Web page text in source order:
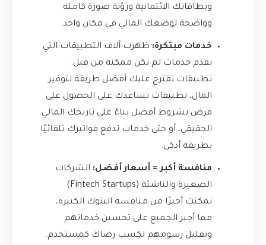
وبطاقاتك الائتمانية ورؤية صورة كاملة
وواضحة لوضعك المالي في مكان واحد.
خدمات مبتكرة: ظهرت آلاف التطبيقات التي
تقدم خدمات لم تكن ممكنة من قبل:
تطبيقات تقترح عليك أفضل طريقة لتوفير
المال، تطبيقات تساعدك على الحصول على
قرض بشروط أفضل بناءً على تاريخك المالي
الحقيقي، أو حتى خدمات تدفع فواتيرك تلقائيًا
بطريقة أذكى.
منافسة أكبر = أسعار أفضل: الشركات
الصغيرة والناشئة (Fintech Startups)
تمكنت أخيرًا من منافسة البنوك الكبيرة،
مما أجبر الجميع على تحسين خدماتهم
وتقليل رسومهم لكسب رضاك كمستخدم.